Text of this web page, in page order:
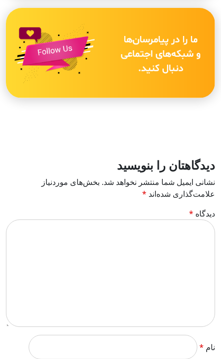
دیدگاهتان را بنویسید
نشانی ایمیل شما منتشر نخواهد شد. بخش‌های موردنیاز
علامت‌گذاری شده‌اند *
دیدگاه *
نام *